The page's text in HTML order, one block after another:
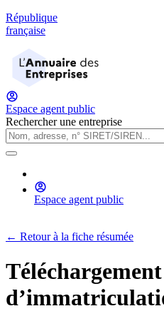
République
française
Espace agent public
Rechercher une entreprise
Espace agent public
← Retour à la fiche résumée